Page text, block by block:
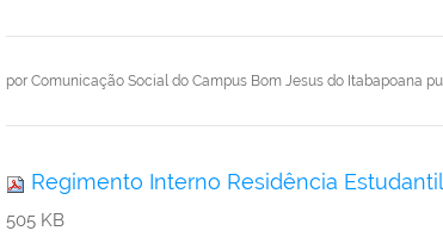
por Comunicação Social do Campus Bom Jesus do Itabapoana
Regimento Interno Residência
505 KB